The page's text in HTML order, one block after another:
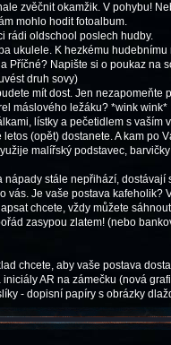
zvěčnit okamžik. V pohybu!
mohlo hodit fotoalbum.
rádi oldschool poslech hudby.
ukulele. K hezkému
Příčné? Napište si o poukaz na
druh sovy)
mít dost. Jen nezapomeňte
máslového ležáku? *wink wink*
lístky a pečetidlem s
(opět) dostanete. A kam po
malířský podstavec,
stále nepřihází,
vás. Je vaše postava
chcete, vždy můžete
zasypou zlatem! (nebo
chcete, aby vaše postava
AR na zámečku (nová
- dopisní papíry s obrázky